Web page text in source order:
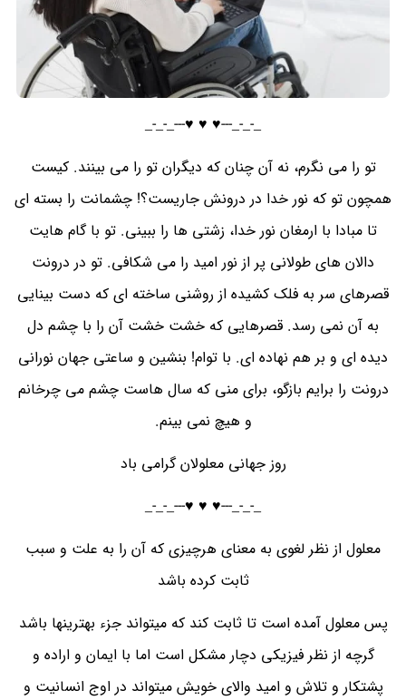
_-_-_---♥️ ♥️ ♥️---_-_-_
تو را می نگرم، نه آن چنان که دیگران تو را می بینند. کیست
همچون تو که نور خدا در درونش جاریست؟! چشمانت را بسته ای
تا مبادا با ارمغان نور خدا، زشتی ها را ببینی. تو با گام هایت
دالان های طولانی پر از نور امید را می شکافی. تو در درونت
قصرهای سر به فلک کشیده از روشنی ساخته ای که دست بینایی
به آن نمی رسد. قصرهایی که خشت خشت آن را با چشم دل
دیده ای و بر هم نهاده ای. با توام! بنشین و ساعتی جهان نورانی
درونت را برایم بازگو، برای منی که سال هاست چشم می چرخانم
و هیچ نمی بینم.
روز جهانی معلولان گرامی باد
_-_-_---♥️ ♥️ ♥️---_-_-_
معلول از نظر لغوی به معنای هرچیزی که آن را به علت و سبب
ثابت کرده باشد
پس معلول آمده است تا ثابت کند که میتواند جزء بهترینها باشد
گرچه از نظر فیزیکی دچار مشکل است اما با ایمان و اراده و
پشتکار و تلاش و امید والای خویش میتواند در اوج انسانیت و